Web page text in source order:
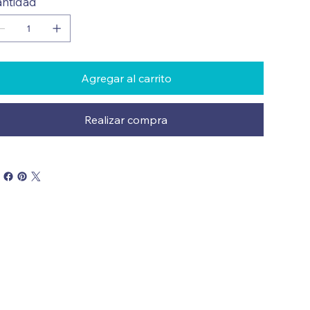
Agregar al carrito
Realizar compra